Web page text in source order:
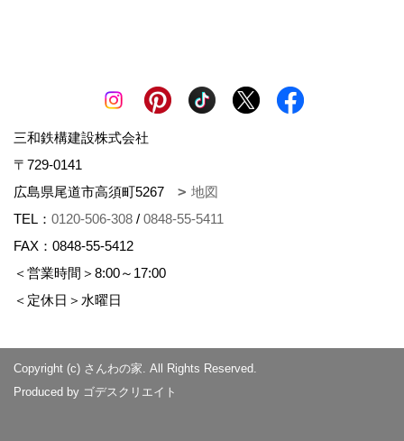
三和鉄構建設株式会社
〒729-0141
広島県尾道市高須町5267
地図
TEL： 0120-506-308 / 0848-55-5411
FAX：0848-55-5412
＜営業時間＞8:00～17:00
＜定休日＞水曜日
Copyright (c) さんわの家. All Rights Reserved.
Produced by ゴデスクリエイト